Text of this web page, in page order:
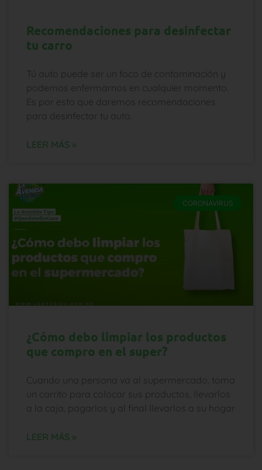
Recomendaciones para desinfectar
tu carro
Tú auto puede ser un foco de contaminación y
podemos enfermarnos en cualquier momento.
Es por esto que daremos recomendaciones
para desinfectar tu auto.
LEER MÁS »
CORONAVIRUS
¿Cómo debo limpiar los productos
que compro en el super?
Cuando una persona va al supermercado, toma
un carrito para colocar sus productos, llevarlos
a la caja, pagarlos y al final llevarlos a su hogar
LEER MÁS »